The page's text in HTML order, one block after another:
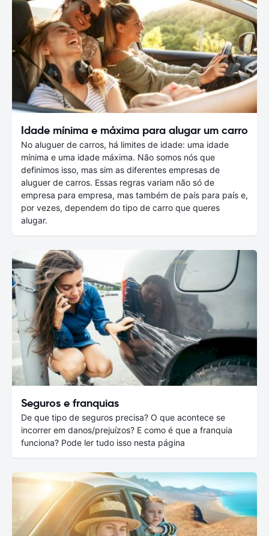
Idade mínima e máxima para alugar um carro
No aluguer de carros, há limites de idade: uma idade
mínima e uma idade máxima. Não somos nós que
definimos isso, mas sim as diferentes empresas de
aluguer de carros. Essas regras variam não só de
empresa para empresa, mas também de país para país e,
por vezes, dependem do tipo de carro que queres
alugar.
Seguros e franquias
De que tipo de seguros precisa? O que acontece se
incorrer em danos/prejuízos? E como é que a franquia
funciona? Pode ler tudo isso nesta página